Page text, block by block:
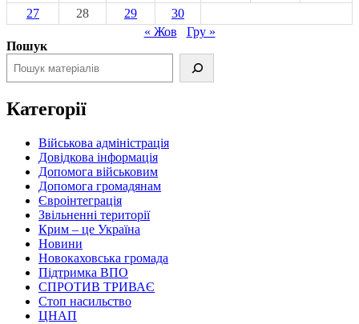
27
28 29
30
« Жов
Гру »
Пошук
Категорії
Військова адміністрація
Довідкова інформація
Допомога військовим
Допомога громадянам
Євроінтеграція
Звільненні території
Крим – це Україна
Новини
Новокаховська громада
Підтримка ВПО
СПРОТИВ ТРИВАЄ
Стоп насильство
ЦНАП